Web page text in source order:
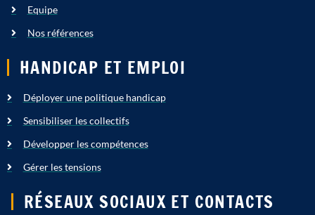
Equipe
Nos références
HANDICAP ET EMPLOI
Déployer une politique handicap
Sensibiliser les collectifs
Développer les compétences
Gérer les tensions
RÉSEAUX SOCIAUX ET CONTACTS